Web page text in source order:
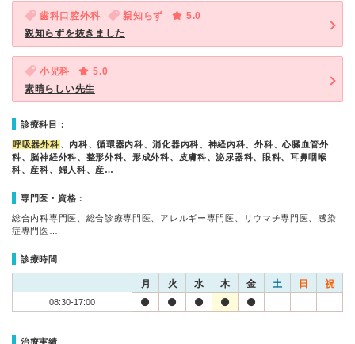
歯科口腔外科 親知らず
5.0
親知らずを抜きました
小児科
5.0
素晴らしい先生
診療科目：
呼吸器外科 、内科、循環器内科、消化器内科、神経内科、外科、心臓血管外
科、脳神経外科、整形外科、形成外科、皮膚科、泌尿器科、眼科、耳鼻咽喉
科、産科、婦人科、産…
専門医・資格：
総合内科専門医、総合診療専門医、アレルギー専門医、リウマチ専門医、感染
症専門医…
診療時間
月 火 水 木 金 土 日 祝
08:30-17:00
治療実績